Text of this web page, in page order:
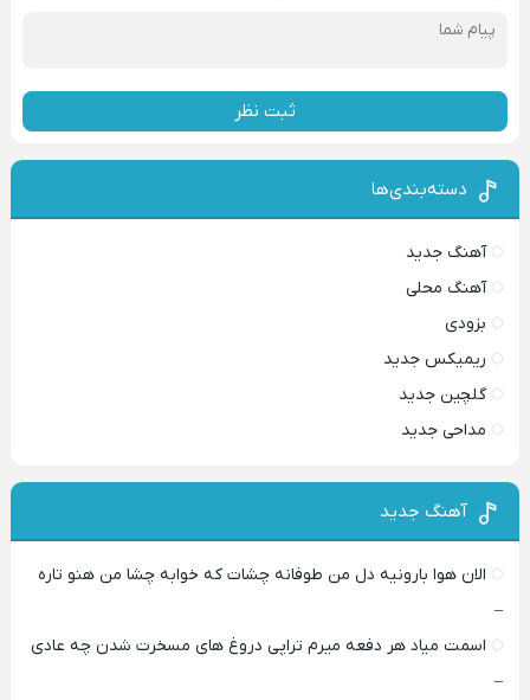
ثبت نظر
دسته‌بندی‌ها
آهنگ جدید
آهنگ محلی
بزودی
ریمیکس جدید
گلچین جدید
مداحی جدید
آهنگ جدید
الان هوا بارونیه دل من طوفانه چشات که خوابه چشا من هنو تاره
–
اسمت میاد هر دفعه میرم تراپی دروغ‌ های مسخرت شدن چه عادی
–